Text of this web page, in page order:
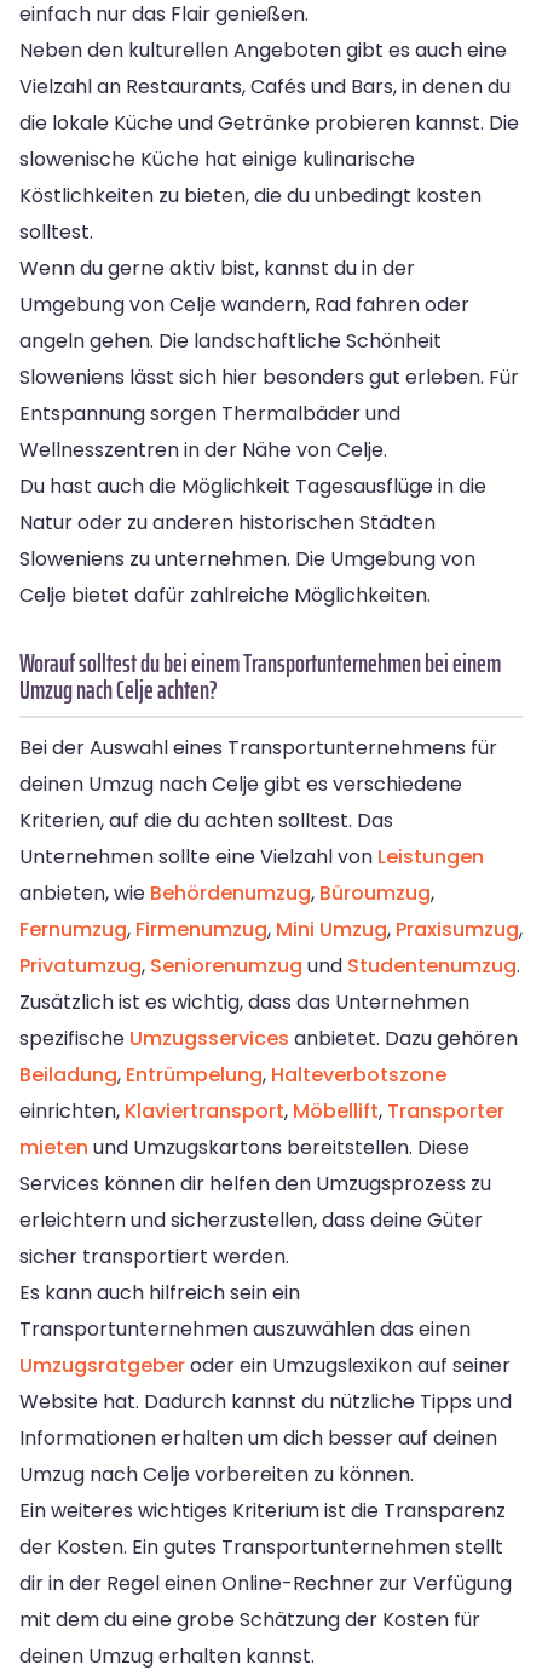
einfach nur das Flair genießen.
Neben den kulturellen Angeboten gibt es auch eine
Vielzahl an Restaurants, Cafés und Bars, in denen du
die lokale Küche und Getränke probieren kannst. Die
slowenische Küche hat einige kulinarische
Köstlichkeiten zu bieten, die du unbedingt kosten
solltest.
Wenn du gerne aktiv bist, kannst du in der
Umgebung von Celje wandern, Rad fahren oder
angeln gehen. Die landschaftliche Schönheit
Sloweniens lässt sich hier besonders gut erleben. Für
Entspannung sorgen Thermalbäder und
Wellnesszentren in der Nähe von Celje.
Du hast auch die Möglichkeit Tagesausflüge in die
Natur oder zu anderen historischen Städten
Sloweniens zu unternehmen. Die Umgebung von
Celje bietet dafür zahlreiche Möglichkeiten.
Worauf solltest du bei einem Transportunternehmen bei einem
Umzug nach Celje achten?
Bei der Auswahl eines Transportunternehmens für
deinen Umzug nach Celje gibt es verschiedene
Kriterien, auf die du achten solltest. Das
Unternehmen sollte eine Vielzahl von Leistungen
anbieten, wie Behördenumzug, Büroumzug,
Fernumzug, Firmenumzug, Mini Umzug, Praxisumzug,
Privatumzug, Seniorenumzug und Studentenumzug.
Zusätzlich ist es wichtig, dass das Unternehmen
spezifische Umzugsservices anbietet. Dazu gehören
Beiladung, Entrümpelung, Halteverbotszone
einrichten, Klaviertransport, Möbellift, Transporter
mieten und Umzugskartons bereitstellen. Diese
Services können dir helfen den Umzugsprozess zu
erleichtern und sicherzustellen, dass deine Güter
sicher transportiert werden.
Es kann auch hilfreich sein ein
Transportunternehmen auszuwählen das einen
Umzugsratgeberoder ein Umzugslexikon auf seiner
Website hat. Dadurch kannst du nützliche Tipps und
Informationen erhalten um dich besser auf deinen
Umzug nach Celje vorbereiten zu können.
Ein weiteres wichtiges Kriterium ist die Transparenz
der Kosten. Ein gutes Transportunternehmen stellt
dir in der Regel einen Online-Rechner zur Verfügung
mit dem du eine grobe Schätzung der Kosten für
deinen Umzug erhalten kannst.